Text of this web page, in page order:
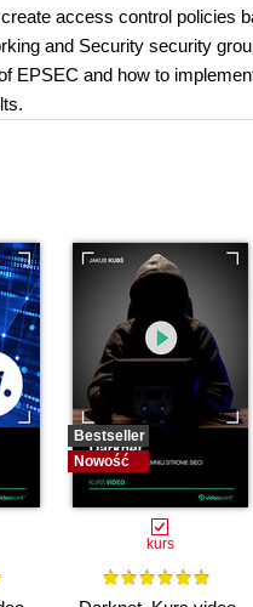
access control policies
and Security security
EPSEC and how to
Bestseller
Nowość
kurs